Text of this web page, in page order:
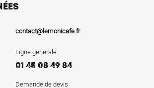
contact@lemonicafe.fr
Ligne générale
01 45 08 49 84
Demande de devis